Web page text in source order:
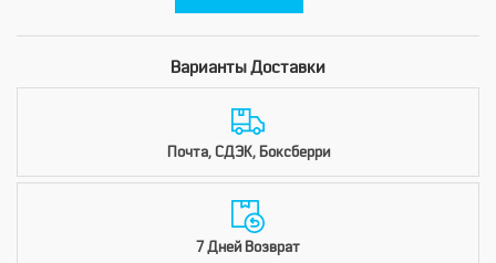
Варианты Доставки
Почта, СДЭК, Боксберри
7 Дней Возврат